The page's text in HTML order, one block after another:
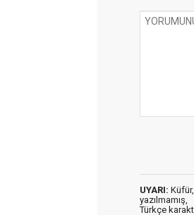
UYARI:
yazılmamış,
Türkçe